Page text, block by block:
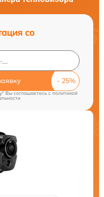
со
Вы соглашаетесь cполитикой